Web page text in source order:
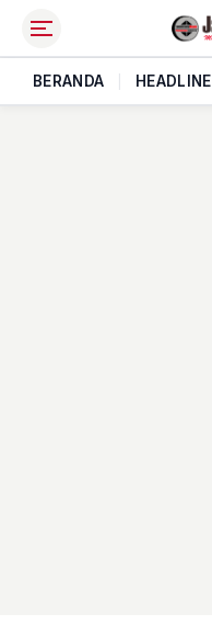
BERANDA HEADLINE